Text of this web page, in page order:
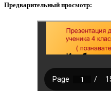
Предварительный просмотр: